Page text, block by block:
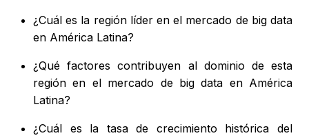
¿Cuál es la región líder en el mercado de big data
en América Latina?
¿Qué factores contribuyen al dominio de esta
región en el mercado de big data en América
Latina?
¿Cuál es la tasa de crecimiento histórica del